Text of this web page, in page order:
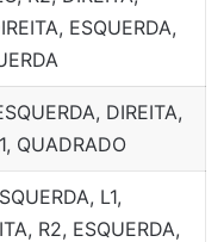
ESQUERDA,
DIREITA,
QUADRADO
L1,
R2, ESQUERDA,